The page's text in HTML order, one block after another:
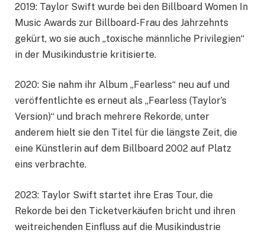
2019: Taylor Swift wurde bei den Billboard Women In
Music Awards zur Billboard-Frau des Jahrzehnts
gekürt, wo sie auch „toxische männliche Privilegien“
in der Musikindustrie kritisierte.
2020: Sie nahm ihr Album „Fearless“ neu auf und
veröffentlichte es erneut als „Fearless (Taylor’s
Version)“ und brach mehrere Rekorde, unter
anderem hielt sie den Titel für die längste Zeit, die
eine Künstlerin auf dem Billboard 2002 auf Platz
eins verbrachte.
2023: Taylor Swift startet ihre Eras Tour, die
Rekorde bei den Ticketverkäufen bricht und ihren
weitreichenden Einfluss auf die Musikindustrie